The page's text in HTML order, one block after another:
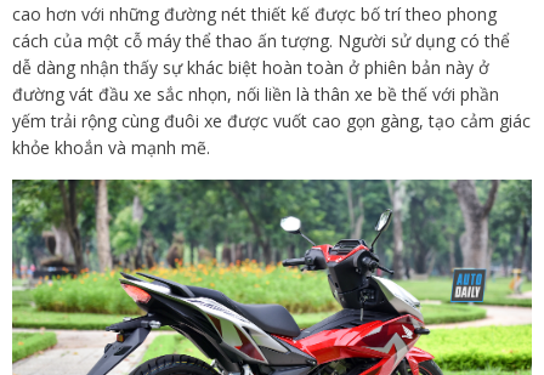
cao hơn với những đường nét thiết kế được bố trí theo phong
cách của một cỗ máy thể thao ấn tượng. Người sử dụng có thể
dễ dàng nhận thấy sự khác biệt hoàn toàn ở phiên bản này ở
đường vát đầu xe sắc nhọn, nối liền là thân xe bề thế với phần
yếm trải rộng cùng đuôi xe được vuốt cao gọn gàng, tạo cảm giác
khỏe khoắn và mạnh mẽ.